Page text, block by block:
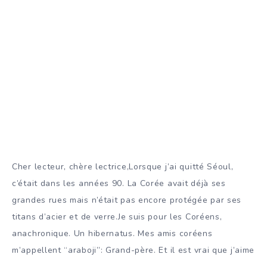
Cher lecteur, chère lectrice,Lorsque j’ai quitté Séoul,
c’était dans les années 90. La Corée avait déjà ses
grandes rues mais n’était pas encore protégée par ses
titans d’acier et de verre.Je suis pour les Coréens,
anachronique. Un hibernatus. Mes amis coréens
m’appellent “araboji”: Grand-père. Et il est vrai que j’aime